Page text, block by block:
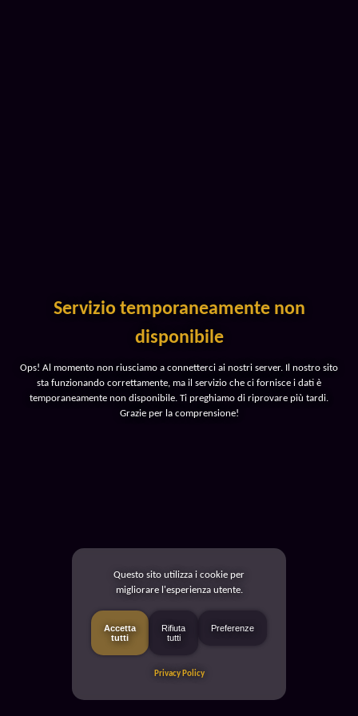
Servizio temporaneamente non
disponibile
Ops! Al momento non riusciamo a connetterci ai nostri server. Il nostro sito
sta funzionando correttamente, ma il servizio che ci fornisce i dati è
temporaneamente non disponibile. Ti preghiamo di riprovare più tardi.
Grazie per la comprensione!
Questo sito utilizza i cookie per
migliorare l'esperienza utente.
Accetta
tutti
Rifiuta
tutti
Preferenze
Privacy Policy